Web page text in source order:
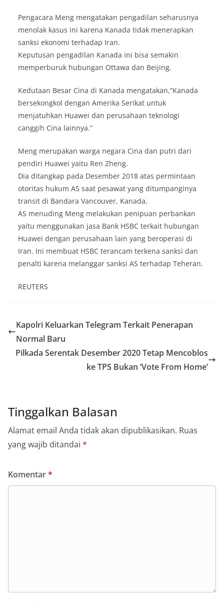
Pengacara Meng mengatakan pengadilan seharusnya
menolak kasus ini karena Kanada tidak menerapkan
sanksi ekonomi terhadap Iran.
Keputusan pengadilan Kanada ini bisa semakin
memperburuk hubungan Ottawa dan Beijing.
Kedutaan Besar Cina di Kanada mengatakan,”Kanada
bersekongkol dengan Amerika Serikat untuk
menjatuhkan Huawei dan perusahaan teknologi
canggih Cina lainnya.”
Meng merupakan warga negara Cina dan putri dari
pendiri Huawei yaitu Ren Zheng.
Dia ditangkap pada Desember 2018 atas permintaan
otoritas hukum AS saat pesawat yang ditumpanginya
transit di Bandara Vancouver, Kanada.
AS menuding Meng melakukan penipuan perbankan
yaitu menggunakan jasa Bank HSBC terkait hubungan
Huawei dengan perusahaan lain yang beroperasi di
Iran. Ini membuat HSBC terancam terkena sanksi dan
penalti karena melanggar sanksi AS terhadap Teheran.
REUTERS
Kapolri Keluarkan Telegram Terkait Penerapan
Normal Baru
Pilkada Serentak Desember 2020 Tetap Mencoblos
ke TPS Bukan ‘Vote From Home’
Tinggalkan Balasan
Alamat email Anda tidak akan dipublikasikan. Ruas
yang wajib ditandai *
Komentar*